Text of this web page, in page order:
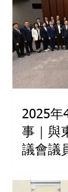
2025年
事｜與
議會議